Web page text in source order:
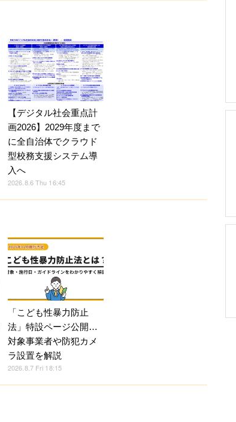
【デジタル社会重点計
画2026】2029年度まで
に全自治体でクラウド
型校務支援システム導
入へ
2026.8.6 Thu 16:45
「こども性暴力防止
法」特設ページ公開…
対象事業者や防犯カメ
ラ設置を解説
2026.8.7 Fri 18:15